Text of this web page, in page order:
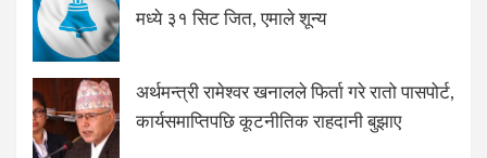
मध्ये ३१ सिट जित, एमाले शून्य
अर्थमन्त्री रामेश्वर खनालले फिर्ता गरे रातो पासपोर्ट,
कार्यसमाप्तिपछि कूटनीतिक राहदानी बुझाए